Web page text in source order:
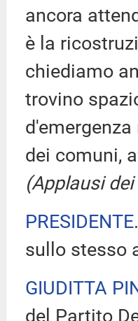
ancora
è la
chiediamo
trovino
dei comuni,
(Applausi
PRESIDENTE
sullo stesso
GIUDITTA
del Partito